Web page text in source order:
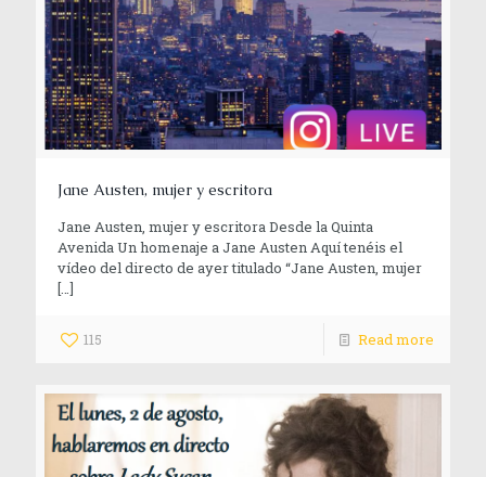
Jane Austen, mujer y escritora
Jane Austen, mujer y escritora Desde la Quinta
Avenida Un homenaje a Jane Austen Aquí tenéis el
vídeo del directo de ayer titulado “Jane Austen, mujer
[…]
115 Read more